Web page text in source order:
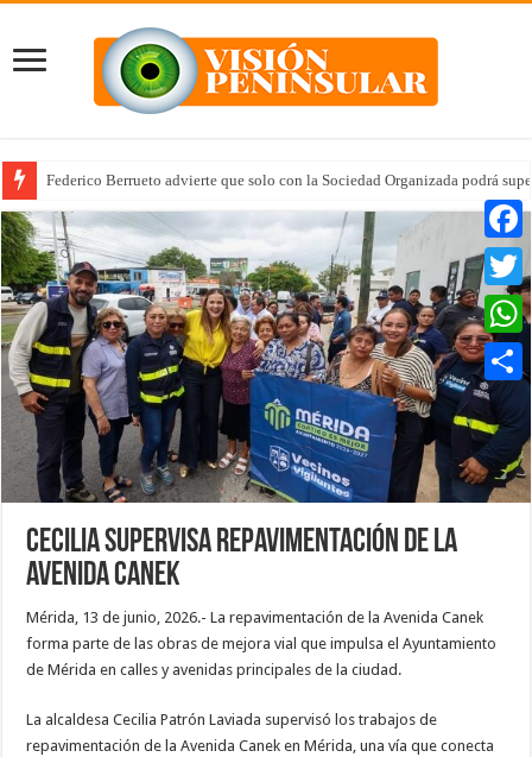
Federico Berrueto advierte que solo con la Sociedad Organizada podrá
Cecilia supervisa repavimentación de la
Avenida Canek
Mérida, 13 de junio, 2026.- La repavimentación de la Avenida Canek
forma parte de las obras de mejora vial que impulsa el Ayuntamiento
de Mérida en calles y avenidas principales de la ciudad.
La alcaldesa Cecilia Patrón Laviada supervisó los trabajos de
repavimentación de la Avenida Canek en Mérida, una vía que conecta
Twitter